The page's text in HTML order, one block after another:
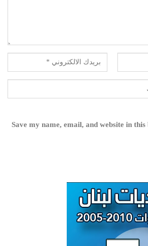
Save my name, email, and website in